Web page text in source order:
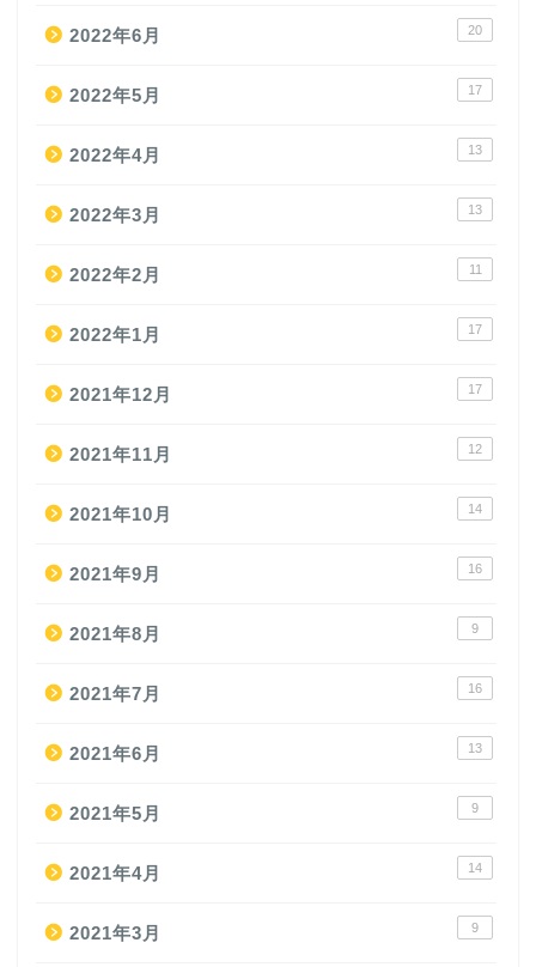
2022年6月 20
2022年5月 17
2022年4月 13
2022年3月 13
2022年2月 11
2022年1月 17
2021年12月 17
2021年11月 12
2021年10月 14
2021年9月 16
2021年8月 9
2021年7月 16
2021年6月 13
2021年5月 9
2021年4月 14
2021年3月 9